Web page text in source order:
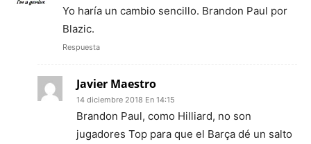
Yo haría un cambio sencillo. Brandon Paul por
Blazic.
Respuesta
Javier Maestro
14 diciembre 2018 En 14:15
Brandon Paul, como Hilliard, no son
jugadores Top para que el Barça dé un salto